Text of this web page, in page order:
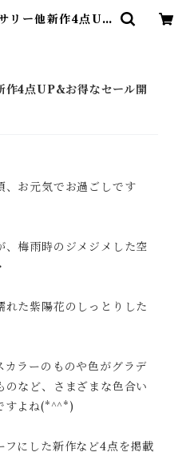
リー他新作4点UP
作4点UP&お得なセール開
、お元気でお過ごしです
梅雨時のジメジメした空
た紫陽花のしっとりした
ラーのものや色がグラデ
のなど、さまざまな色合い
すよね(*^^*)
フにした新作など4点を掲載